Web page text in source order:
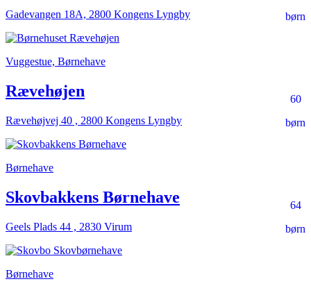
børn
Gadevangen 18A, 2800 Kongens Lyngby
Vuggestue, Børnehave
60
børn
Rævehøjen
Rævehøjvej 40 , 2800 Kongens Lyngby
Børnehave
64
børn
Skovbakkens Børnehave
Geels Plads 44 , 2830 Virum
Børnehave